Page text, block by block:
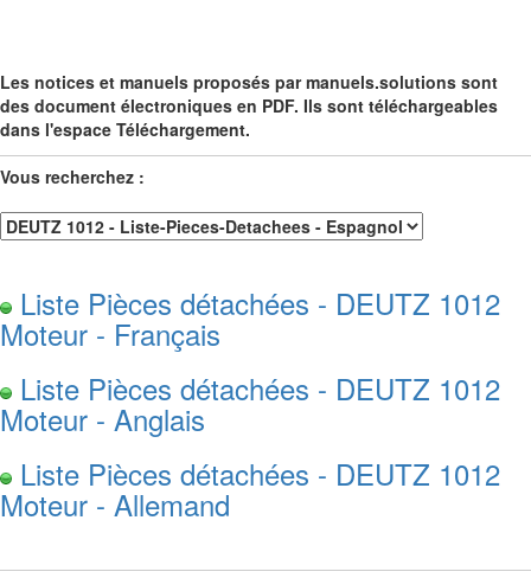
Les notices et manuels proposés par manuels.solutions sont
des document électroniques en PDF. Ils sont téléchargeables
dans l'espace Téléchargement.
Vous recherchez :
Liste Pièces détachées - DEUTZ 1012
Moteur - Français
Liste Pièces détachées - DEUTZ 1012
Moteur - Anglais
Liste Pièces détachées - DEUTZ 1012
Moteur - Allemand